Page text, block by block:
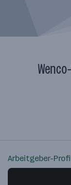
Arbeitgeber-